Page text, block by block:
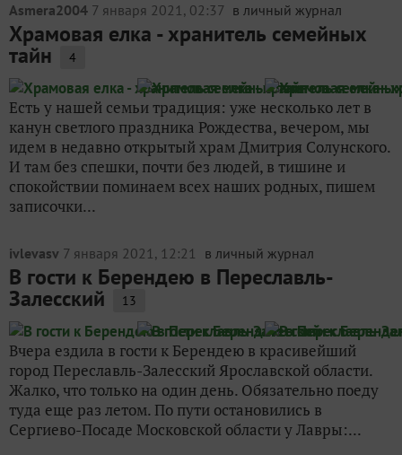
Asmera2004 7 января 2021, 02:37 в личный журнал
Храмовая елка - хранитель семейных
тайн 4
Есть у нашей семьи традиция: уже несколько лет в
канун светлого праздника Рождества, вечером, мы
идем в недавно открытый храм Дмитрия Солунского.
И там без спешки, почти без людей, в тишине и
спокойствии поминаем всех наших родных, пишем
записочки...
ivlevasv 7 января 2021, 12:21 в личный журнал
В гости к Берендею в Переславль-
Залесский 13
Вчера ездила в гости к Берендею в красивейший
город Переславль-Залесский Ярославской области.
Жалко, что только на один день. Обязательно поеду
туда еще раз летом. По пути остановились в
Сергиево-Посаде Московской области у Лавры:...